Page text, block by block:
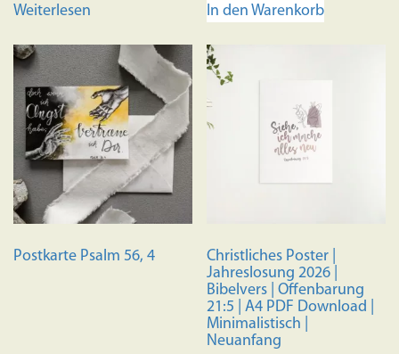
Weiterlesen In den Warenkorb
Postkarte Psalm 56, 4
Christliches Poster |
Jahreslosung 2026 |
Bibelvers | Offenbarung
21:5 | A4 PDF Download |
Minimalistisch |
Neuanfang